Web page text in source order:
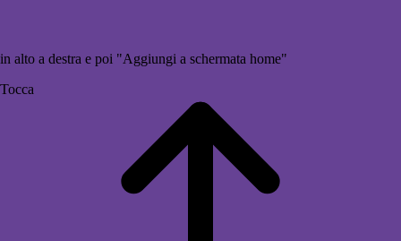
in alto a destra e poi "Aggiungi a schermata home"
Tocca